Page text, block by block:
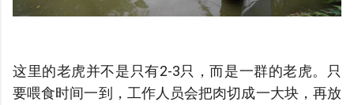
这里的老虎并不是只有2-3只，而是一群的老虎。只
要喂食时间一到，工作人员会把肉切成一大块，再放